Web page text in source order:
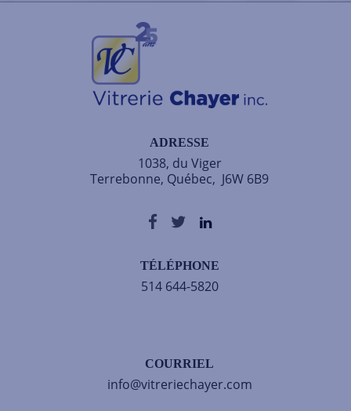
ADRESSE
1038, du Viger
Terrebonne, Québec, J6W 6B9
TÉLÉPHONE
514 644-5820
COURRIEL
info@vitreriechayer.com